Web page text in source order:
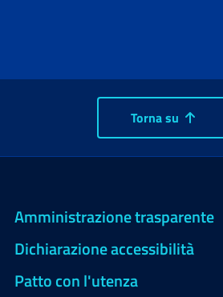
Torna su
Amministrazione trasparente
Dichiarazione accessibilità
Patto con l'utenza